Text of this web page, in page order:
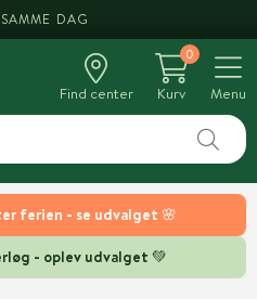
ferien - se udvalget 🌸
- oplev udvalget 💚
DAG
Find center
0
Kurv
Menu